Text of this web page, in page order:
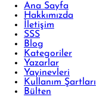
Ana Sayfa
Hakkımızda
İletişim
SSS
Blog
Kategoriler
Yazarlar
Yayinevleri
Kullanım Şartları
Bülten